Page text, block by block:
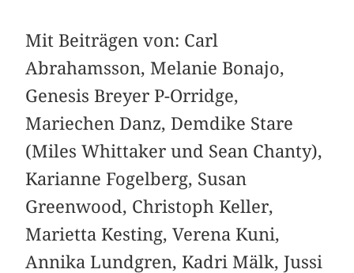
Mit Beiträgen von: Carl
Abrahamsson, Melanie Bonajo,
Genesis Breyer P-Orridge,
Mariechen Danz, Demdike Stare
(Miles Whittaker und Sean Chanty),
Karianne Fogelberg, Susan
Greenwood, Christoph Keller,
Marietta Kesting, Verena Kuni,
Annika Lundgren, Kadri Mälk, Jussi